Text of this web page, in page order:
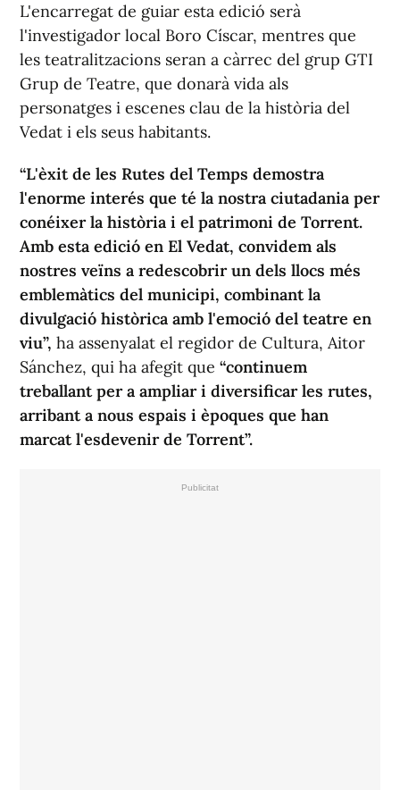
L'encarregat de guiar esta edició serà
l'investigador local Boro Císcar, mentres que
les teatralitzacions seran a càrrec del grup GTI
Grup de Teatre, que donarà vida als
personatges i escenes clau de la història del
Vedat i els seus habitants.
“L'èxit de les Rutes del Temps demostra
l'enorme interés que té la nostra ciutadania per
conéixer la història i el patrimoni de Torrent.
Amb esta edició en El Vedat, convidem als
nostres veïns a redescobrir un dels llocs més
emblemàtics del municipi, combinant la
divulgació històrica amb l'emoció del teatre en
viu”, ha assenyalat el regidor de Cultura, Aitor
Sánchez, qui ha afegit que “continuem
treballant per a ampliar i diversificar les rutes,
arribant a nous espais i èpoques que han
marcat l'esdevenir de Torrent”.